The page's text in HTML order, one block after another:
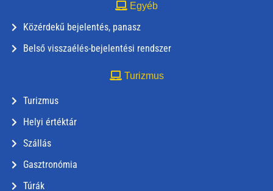
Egyéb
Közérdekű bejelentés, panasz
Belső visszaélés-bejelentési rendszer
Turizmus
Turizmus
Helyi értéktár
Szállás
Gasztronómia
Túrák